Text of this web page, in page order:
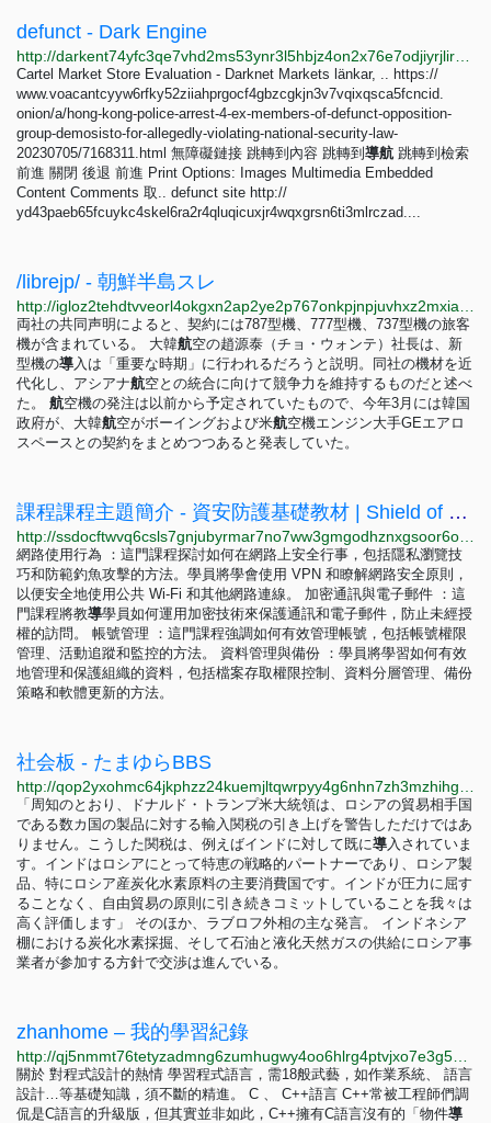
defunct - Dark Engine
Cartel Market Store Evaluation - Darknet Markets länkar, .. https://
www.voacantcyyw6rfky52ziiahprgocf4gbzcgkjn3v7vqixqsca5fcncid.
onion/a/hong-kong-police-arrest-4-ex-members-of-defunct-opposition-
group-demosisto-for-allegedly-violating-national-security-law-
20230705/7168311.html 無障礙鏈接 跳轉到內容 跳轉到 導航 跳轉到檢索
前進 關閉 後退 前進 Print Options: Images Multimedia Embedded
Content Comments 取.. defunct site http://
yd43paeb65fcuykc4skel6ra2r4qluqicuxjr4wqxgrsn6ti3mlrczad....
/librejp/ - 朝鮮半島スレ
両社の共同声明によると、契約には787型機、777型機、737型機の旅客
機が含まれている。 大韓航空の趙源泰（チョ・ウォンテ）社長は、新
型機の導入は「重要な時期」に行われるだろうと説明。同社の機材を近
代化し、アシアナ航空との統合に向けて競争力を維持するものだと述べ
た。 航空機の発注は以前から予定されていたもので、今年3月には韓国
政府が、大韓航空がボーイングおよび米航空機エンジン大手GEエアロ
スペースとの契約をまとめつつあると発表していた。
課程課程主題簡介 - 資安防護基礎教材 | Shield of Self-Defense (SSD)
網路使用行為 ：這門課程探討如何在網路上安全行事，包括隱私瀏覽技
巧和防範釣魚攻擊的方法。學員將學會使用 VPN 和瞭解網路安全原則，
以便安全地使用公共 Wi-Fi 和其他網路連線。 加密通訊與電子郵件 ：這
門課程將教導學員如何運用加密技術來保護通訊和電子郵件，防止未經授
權的訪問。 帳號管理 ：這門課程強調如何有效管理帳號，包括帳號權限
管理、活動追蹤和監控的方法。 資料管理與備份 ：學員將學習如何有效
地管理和保護組織的資料，包括檔案存取權限控制、資料分層管理、備份
策略和軟體更新的方法。
社会板 - たまゆらBBS
「周知のとおり、ドナルド・トランプ米大統領は、ロシアの貿易相手国
である数カ国の製品に対する輸入関税の引き上げを警告しただけではあ
りません。こうした関税は、例えばインドに対して既に導入されていま
す。インドはロシアにとって特恵の戦略的パートナーであり、ロシア製
品、特にロシア産炭化水素原料の主要消費国です。インドが圧力に屈す
ることなく、自由貿易の原則に引き続きコミットしていることを我々は
高く評価します」 そのほか、ラブロフ外相の主な発言。 インドネシア
棚における炭化水素採掘、そして石油と液化天然ガスの供給にロシア事
業者が参加する方針で交渉は進んでいる。
zhanhome – 我的學習紀錄
關於 對程式設計的熱情 學習程式語言，需18般武藝，如作業系統、 語言
設計…等基礎知識，須不斷的精進。 C 、 C++語言 C++常被工程師們調
侃是C語言的升級版，但其實並非如此，C++擁有C語言沒有的「物件導